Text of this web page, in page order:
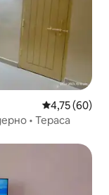
Средна
4,75 (60)
• Тераса